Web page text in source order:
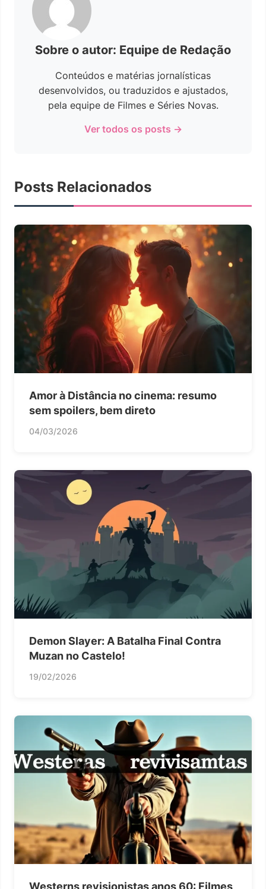
Sobre o autor: Equipe de Redação
Conteúdos e matérias jornalísticas
desenvolvidos, ou traduzidos e ajustados,
pela equipe de Filmes e Séries Novas.
Ver todos os posts →
Posts Relacionados
Amor à Distância no cinema: resumo
sem spoilers, bem direto
04/03/2026
Demon Slayer: A Batalha Final Contra
Muzan no Castelo!
19/02/2026
Westerns revisionistas anos 60: Filmes